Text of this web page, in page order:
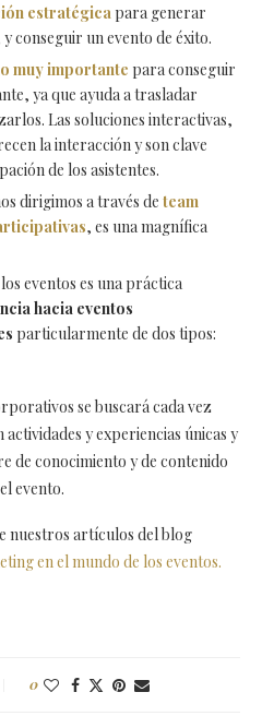
estratégica para generar
conseguir un evento de éxito.
muy importante para conseguir
ya que ayuda a trasladar
Las soluciones interactivas,
la interacción y son clave
de los asistentes.
dirigimos a través de team
, es una magnífica
eventos es una práctica
hacia eventos
particularmente de dos tipos:
se buscará cada vez
y experiencias únicas y
de conocimiento y de contenido
evento.
nuestros artículos del blog
en el mundo de los eventos.
0